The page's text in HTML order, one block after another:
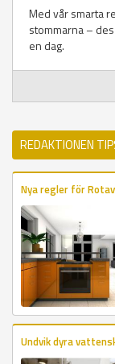
Med vår smarta
stommarna –
en dag.
REDAKTIONEN
Nya regler för
Undvik dyra